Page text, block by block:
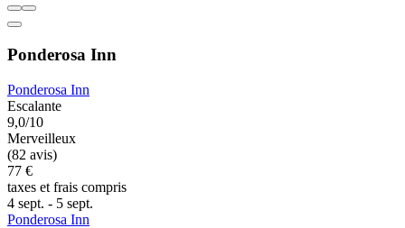
Ponderosa Inn
Ponderosa Inn
Escalante
9,0/10
Merveilleux
(82 avis)
77 €
taxes et frais compris
4 sept. - 5 sept.
Ponderosa Inn